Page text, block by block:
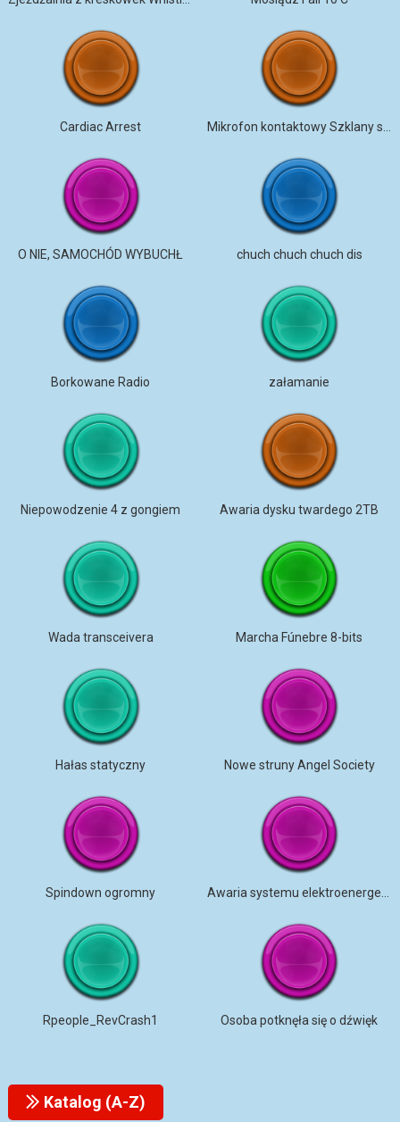
Cardiac Arrest
O NIE, SAMOCHÓD WYBUCHŁ chuch chuch chuch dis
Borkowane Radio załamanie
Niepowodzenie 4 z gongiem Awaria dysku twardego 2TB
Wada transceivera Marcha Fúnebre 8-bits
Hałas statyczny Nowe struny Angel Society
Spindown ogromny
Rpeople_RevCrash1 Osoba potknęła się o dźwięk
Katalog (A-Z)